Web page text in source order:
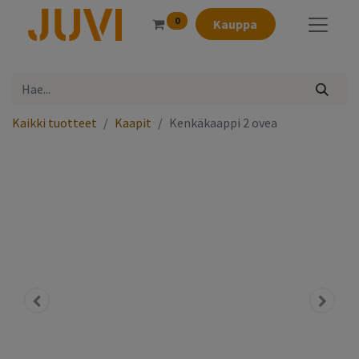
0 Kauppa
Kaikki tuotteet Kaapit Kenkäkaappi 2 ovea